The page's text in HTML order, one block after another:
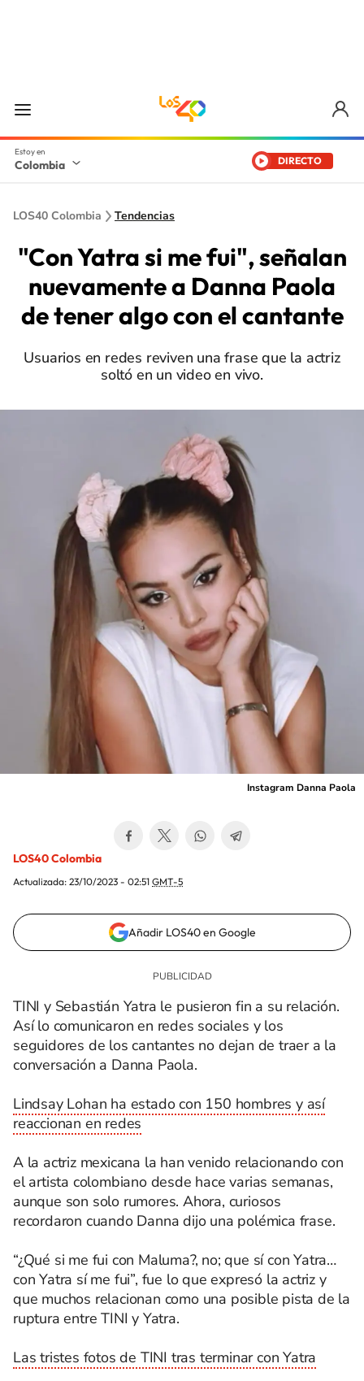
Colombia DIRECTO
LOS40 Colombia Tendencias
"Con Yatra si me fui", señalan
nuevamente a Danna Paola
de tener algo con el cantante
Usuarios en redes reviven una frase que la actriz
soltó en un video en vivo.
Instagram Danna Paola
LOS40 Colombia
Actualizada: 23/10/2023 - 02:51 GMT-5
Añadir LOS40 en Google
TINI y Sebastián Yatra le pusieron fin a su relación.
Así lo comunicaron en redes sociales y los
seguidores de los cantantes no dejan de traer a la
conversación a Danna Paola.
Lindsay Lohan ha estado con 150 hombres y así
reaccionan en redes
A la actriz mexicana la han venido relacionando con
el artista colombiano desde hace varias semanas,
aunque son solo rumores. Ahora, curiosos
recordaron cuando Danna dijo una polémica frase.
“¿Qué si me fui con Maluma?, no; que sí con Yatra…
con Yatra sí me fui”, fue lo que expresó la actriz y
que muchos relacionan como una posible pista de la
ruptura entre TINI y Yatra.
Las tristes fotos de TINI tras terminar con Yatra